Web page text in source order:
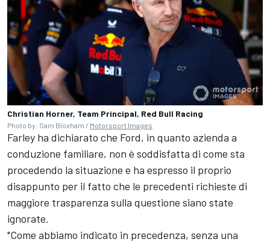
Christian Horner, Team Principal, Red Bull Racing
Photo by: Sam Bloxham / Motorsport Images
Farley ha dichiarato che Ford, in quanto azienda a
conduzione familiare, non è soddisfatta di come sta
procedendo la situazione e ha espresso il proprio
disappunto per il fatto che le precedenti richieste di
maggiore trasparenza sulla questione siano state
ignorate.
"Come abbiamo indicato in precedenza, senza una